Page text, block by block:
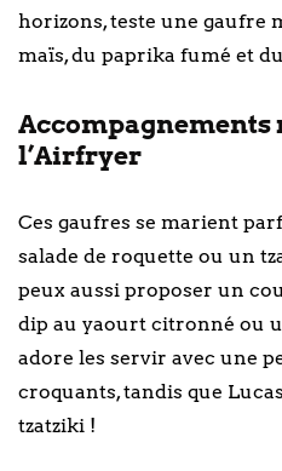
horizons, teste une gaufre
maïs, du paprika fumé et
Accompagnements
l’Airfryer
Ces gaufres se marient
salade de roquette ou un
peux aussi proposer un
dip au yaourt citronné ou
adore les servir avec une
croquants, tandis que
tzatziki !